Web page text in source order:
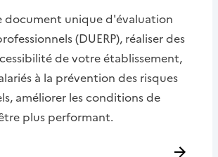
document unique d'évaluation
(DUERP), réaliser des
de votre établissement,
à la prévention des risques
améliorer les conditions de
plus performant.